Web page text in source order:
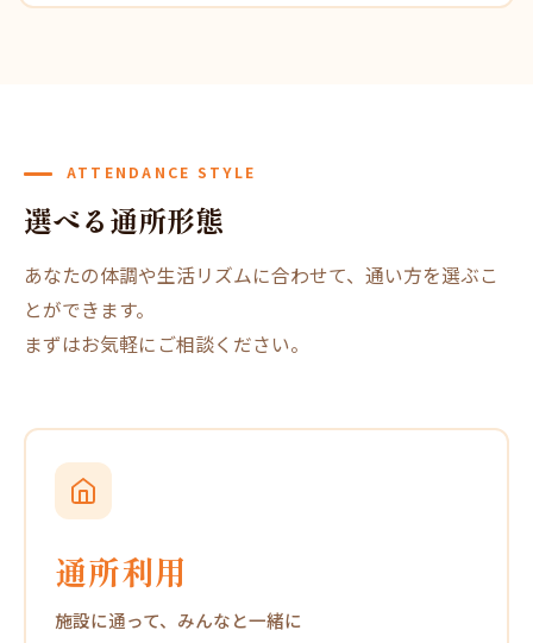
ATTENDANCE STYLE
選べる通所形態
あなたの体調や生活リズムに合わせて、通い方を選ぶこ
とができます。
まずはお気軽にご相談ください。
通所利用
施設に通って、みんなと一緒に